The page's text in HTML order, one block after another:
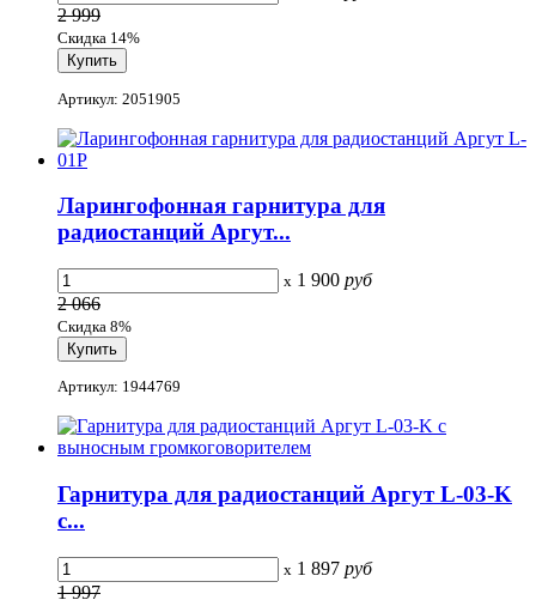
2 999
Скидка 14%
Артикул: 2051905
Ларингофонная гарнитура для
радиостанций Аргут...
x 1 900 руб
2 066
Скидка 8%
Артикул: 1944769
Гарнитура для радиостанций Аргут L-03-K
с...
x 1 897 руб
1 997